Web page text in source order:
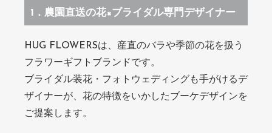
1．農園直送の花×ブライダル専門デザイナー
HUG FLOWERSは、産直のバラや季節の花を扱う
フラワーギフトブランドです。
ブライダル装花・フォトウェディングも手がけるデ
ザイナーが、花の特徴をいかしたブーケデザインを
ご提案します。